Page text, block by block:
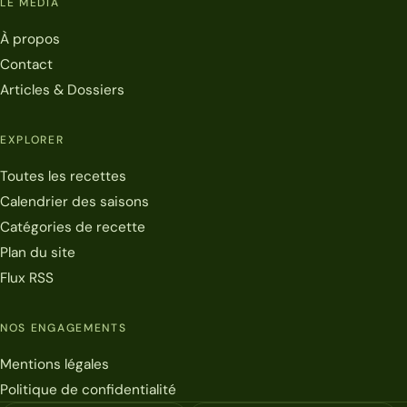
LE MÉDIA
À propos
Contact
Articles & Dossiers
EXPLORER
Toutes les recettes
Calendrier des saisons
Catégories de recette
Plan du site
Flux RSS
NOS ENGAGEMENTS
Mentions légales
Politique de confidentialité